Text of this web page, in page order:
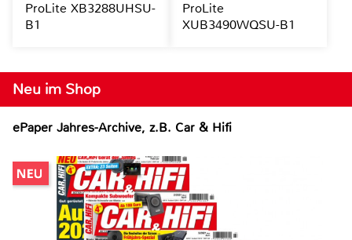
Neu im Shop
ePaper Jahres-Archive, z.B. Car & Hifi
ProLite XB3288UHSU-
B1
ProLite
XUB3490WQSU-B1